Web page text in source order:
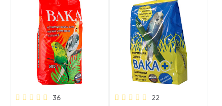
36 22